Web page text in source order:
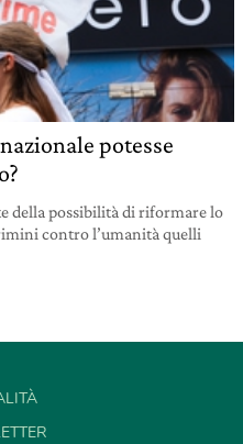
potesse
della possibilità di riformare lo
contro l’umanità quelli